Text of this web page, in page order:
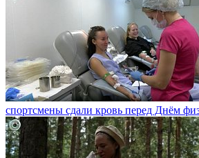
спортсмены сдали кровь перед Днём